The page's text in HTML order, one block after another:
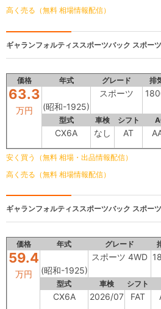
高く売る（無料 相場情報配信）
ギャランフォルティススポーツバック スポー
価格 年式 グレード 排
63.3
万円 (昭和-1925)
スポーツ
型式 車検 シフト
CX6A なし AT
安く買う（無料 相場・出品情報配信）
高く売る（無料 相場情報配信）
ギャランフォルティススポーツバック スポー
価格 年式 グレード
59.4
万円 (昭和-1925)
スポーツ 4WD
型式 車検 シフト
CX6A 2026/07 FAT